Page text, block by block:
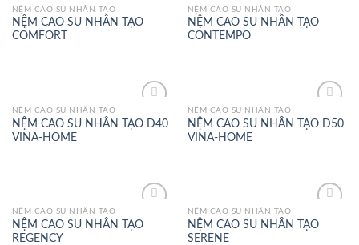
Add to
Wishlist
NỆM CAO SU NHÂN TẠO
NỆM CAO SU NHÂN TẠO
COMFORT
Add to
Wishlist
NỆM CAO SU NHÂN TẠO
NỆM CAO SU NHÂN TẠO
CONTEMPO
Add to
Wishlist
NỆM CAO SU NHÂN TẠO
NỆM CAO SU NHÂN TẠO D40
VINA-HOME
Add to
Wishlist
NỆM CAO SU NHÂN TẠO
NỆM CAO SU NHÂN TẠO D50
VINA-HOME
Add to
Wishlist
NỆM CAO SU NHÂN TẠO
NỆM CAO SU NHÂN TẠO
REGENCY
Add to
Wishlist
NỆM CAO SU NHÂN TẠO
NỆM CAO SU NHÂN TẠO
SERENE